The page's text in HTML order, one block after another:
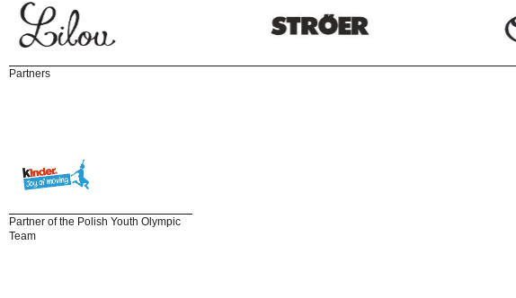
Partners
Partner of the Polish Youth Olympic
Team